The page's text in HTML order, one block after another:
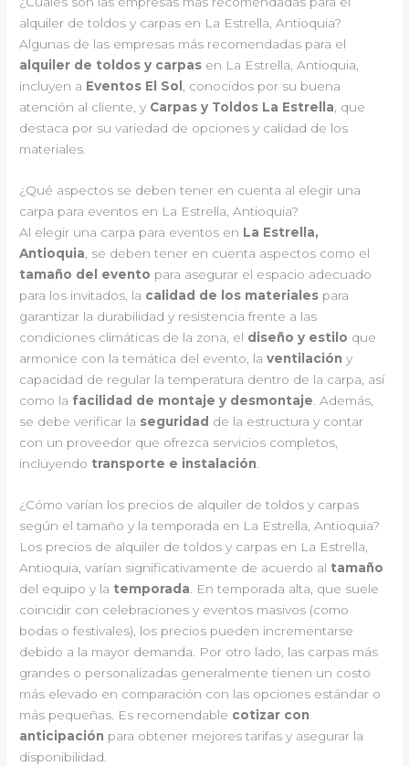
alquiler de toldos y carpas en La Estrella, Antioquia?
Algunas de las empresas más recomendadas para el
alquiler de toldos y carpas en La Estrella, Antioquia,
incluyen a Eventos El Sol , conocidos por su buena
atención al cliente, y Carpas y Toldos La Estrella, que
destaca por su variedad de opciones y calidad de los
materiales.
¿Qué aspectos se deben tener en cuenta al elegir una
carpa para eventos en La Estrella, Antioquia?
Al elegir una carpa para eventos en La Estrella,
Antioquia, se deben tener en cuenta aspectos como el
tamaño del evento para asegurar el espacio adecuado
para los invitados, la calidad de los materiales para
garantizar la durabilidad y resistencia frente a las
condiciones climáticas de la zona, el diseño y estilo que
armonice con la temática del evento, laventilación y
capacidad de regular la temperatura dentro de la carpa, así
como la facilidad de montaje y desmontaje. Además,
se debe verificar la seguridad de la estructura y contar
con un proveedor que ofrezca servicios completos,
incluyendo transporte e instalación.
¿Cómo varían los precios de alquiler de toldos y carpas
según el tamaño y la temporada en La Estrella, Antioquia?
Los precios de alquiler de toldos y carpas en La Estrella,
Antioquia, varían significativamente de acuerdo al tamaño
del equipo y la temporada . En temporada alta, que suele
coincidir con celebraciones y eventos masivos (como
bodas o festivales), los precios pueden incrementarse
debido a la mayor demanda. Por otro lado, las carpas más
grandes o personalizadas generalmente tienen un costo
más elevado en comparación con las opciones estándar o
más pequeñas. Es recomendable cotizar con
anticipación para obtener mejores tarifas y asegurar la
disponibilidad.